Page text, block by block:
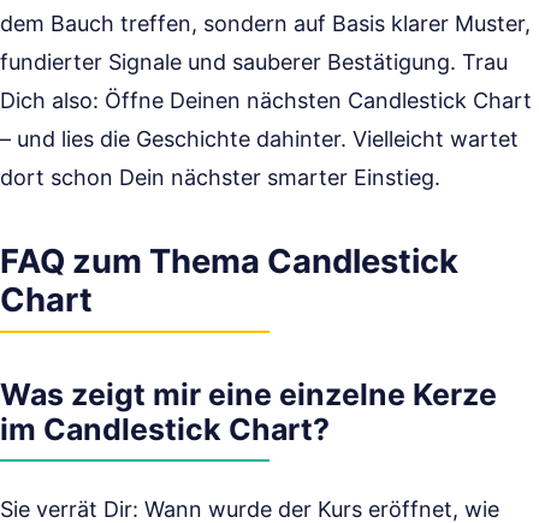
dem Bauch treffen, sondern auf Basis klarer Muster,
fundierter Signale und sauberer Bestätigung. Trau
Dich also: Öffne Deinen nächsten Candlestick Chart
– und lies die Geschichte dahinter. Vielleicht wartet
dort schon Dein nächster smarter Einstieg.
FAQ zum Thema Candlestick
Chart
Was zeigt mir eine einzelne Kerze
im Candlestick Chart?
Sie verrät Dir: Wann wurde der Kurs eröffnet, wie